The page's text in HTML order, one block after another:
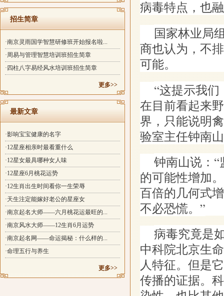
招生简章
·南京灵雨国学智慧研修班开始报名啦...
·周易与管理智慧培训班招生简章
·四柱八字易经风水培训班招生简章
更多>>
最新文章
·影响宝宝健康的名字
·12星座相亲时最看重什么
·12星女最具哪种女人味
·12星座6月桃花运势
·12生肖出生时间看你一生荣辱
·天生注定能嫁好老公的星座女
·南京起名大师——六月桃花运最旺的...
·南京风水大师——12生肖6月运势
·南京起名网——命运揭秘：什么样的...
·命理五行与养生
更多>>
病毒特点，也
国家林业局
商也认为，不
可能。
“这提示我
在目前看起来
界，只能说明
验室主任钟南
钟南山说：
的可能性增加
百倍的几何式
不必恐慌。”
病毒究竟是
中科院北京生
人特征。但是
传播的证据。